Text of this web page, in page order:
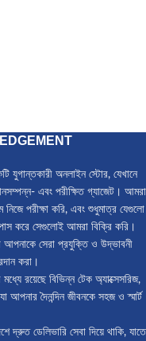
যুগান্তকারী অনলাইন স্টোর, যেখানে
এবং পরীক্ষিত গ্যাজেট। আমরা
নিজে পরীক্ষা করি, এবং শুধুমাত্র যেগুলো
করে সেগুলোই আমরা বিক্রি করি।
আপনাকে সেরা প্রযুক্তি ও উদ্ভাবনী
করা।
রয়েছে বিভিন্ন টেক অ্যাক্সেসরিজ,
আপনার দৈনন্দিন জীবনকে সহজ ও স্মার্ট
দ্রুত ডেলিভারি সেবা দিয়ে থাকি, যাতে